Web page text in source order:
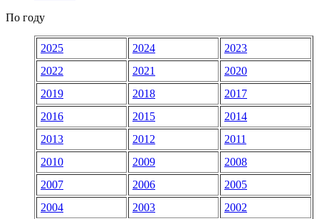
По году
2025 2024
2023
2022
2021
2020
2019
2018
2017
2016
2015
2014
2013
2012
2011
2010
2009
2008
2007
2006
2005
2004
2003
2002